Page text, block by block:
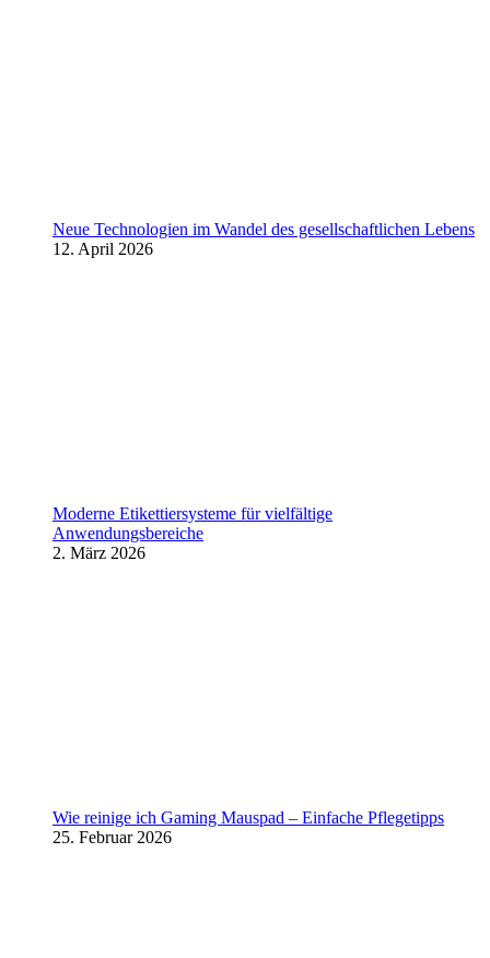
Neue Technologien im Wandel des gesellschaftlichen Lebens
12. April 2026
Moderne Etikettiersysteme für vielfältige
Anwendungsbereiche
2. März 2026
Wie reinige ich Gaming Mauspad – Einfache Pflegetipps
25. Februar 2026